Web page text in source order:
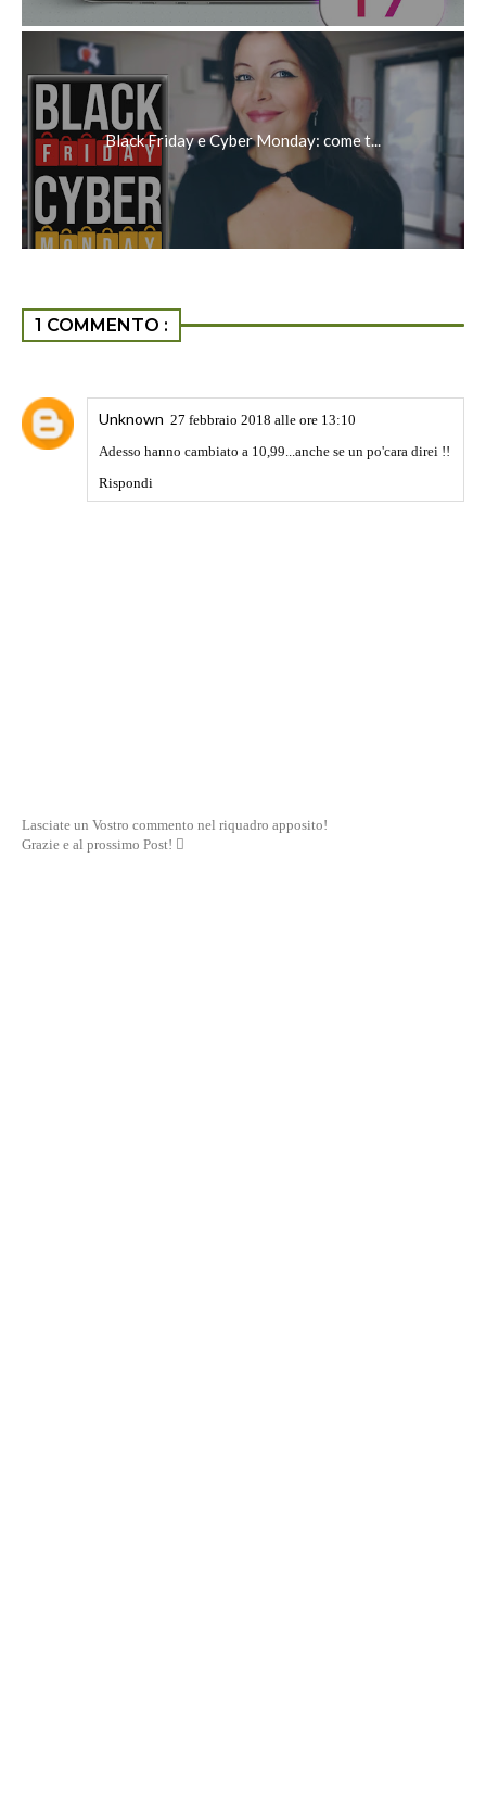
Black Friday e Cyber Monday: come t...
1 COMMENTO :
Unknown 27 febbraio 2018 alle ore 13:10
Adesso hanno cambiato a 10,99...anche se un po'cara direi !!
Rispondi
Lasciate un Vostro commento nel riquadro apposito!
Grazie e al prossimo Post! 